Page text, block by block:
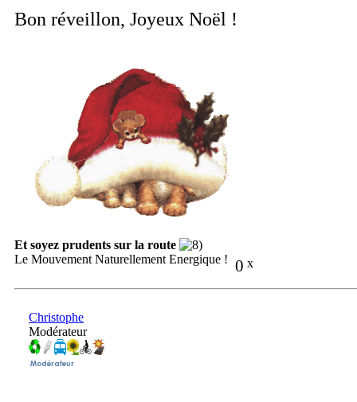
Bon réveillon, Joyeux Noël !
Et soyez prudents sur la route
0 x
Le Mouvement Naturellement Energique !
Christophe
Modérateur